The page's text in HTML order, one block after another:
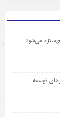
توسعه